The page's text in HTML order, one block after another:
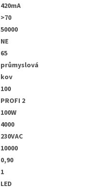
420mA
>70
50000
NE
65
průmyslová
kov
100
PROFI 2
100W
4000
230VAC
10000
0,90
1
LED